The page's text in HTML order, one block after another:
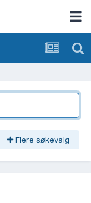
Flere søkevalg